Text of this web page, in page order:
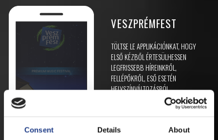
Consent Details About
VESZPRÉMFEST
TÖLTSE LE APPLIKÁCIÓNKAT, HOGY
ELSŐ KÉZBŐL ÉRTESÜLHESSEN
LEGFRISSEBB HÍREINKRŐL,
FELLÉPŐKRŐL, ESŐ ESETÉN
HELYSZÍNVÁLTOZÁSRÓL.
ELÉRHETŐ ANDROID ÉS IOS RENDSZEREKRE AZ